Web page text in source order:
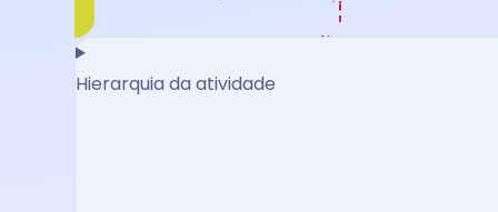
Hierarquia da atividade